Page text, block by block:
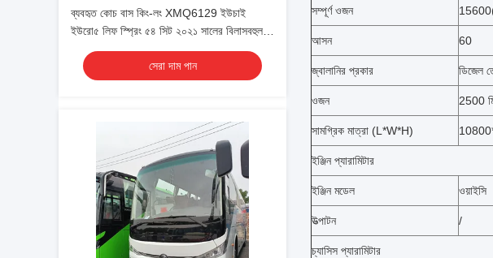
ব্যবহৃত কোচ বাস কিং-লং XMQ6129 ইউচাই
ইউরো৫ লিফ স্প্রিং ৫৪ সিট ২০২১ সালের বিলাসবহুল
পরিবহন শীতাতপ নিয়ন্ত্রিত শাটল বা দীর্ঘ দূরত্বের জন্য
সেরা দাম পান
সম্পূর্ণ ওজন
আসন 60
জ্বালানির প্রকার ডিজেল
ওজন 2500
সামগ্রিক মাত্রা (L*W*H)
ইঞ্জিন প্যারামিটার
ইঞ্জিন মডেল ওয়াইসি
উত্পাটন /
চ্যাসিস প্যারামিটার